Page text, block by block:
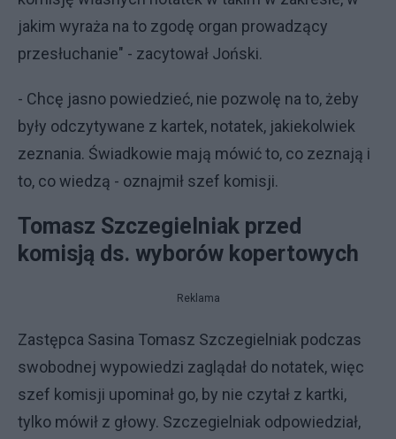
jakim wyraża na to zgodę organ prowadzący
przesłuchanie" - zacytował Joński.
- Chcę jasno powiedzieć, nie pozwolę na to, żeby
były odczytywane z kartek, notatek, jakiekolwiek
zeznania. Świadkowie mają mówić to, co zeznają i
to, co wiedzą - oznajmił szef komisji.
Tomasz Szczegielniak przed
komisją ds. wyborów kopertowych
Reklama
Zastępca Sasina Tomasz Szczegielniak podczas
swobodnej wypowiedzi zaglądał do notatek, więc
szef komisji upominał go, by nie czytał z kartki,
tylko mówił z głowy. Szczegielniak odpowiedział,